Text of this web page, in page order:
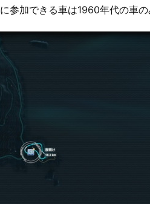
参加できる車は1960年代の車の